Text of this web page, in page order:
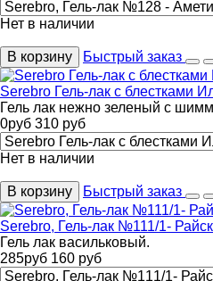
Нет в наличии
В корзину Быстрый заказ
Serebro Гель-лак с блестками
Гель лак нежно зеленый с
0руб 310 руб
Нет в наличии
В корзину Быстрый заказ
Serebro, Гель-лак №111/1-
Гель лак васильковый.
285руб 160 руб